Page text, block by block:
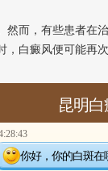
而，有些患者在
白癜风便可能再次
、饮食不规律、
意养成良好的生活
昆明
你好，你的白斑在